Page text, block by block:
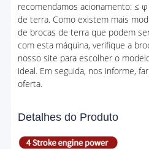
recomendamos acionamento: ≤
de terra. Como existem mais
de brocas de terra que podem
com esta máquina, verifique a
nosso site para escolher o
ideal. Em seguida, nos informe,
oferta.
Detalhes do Produto